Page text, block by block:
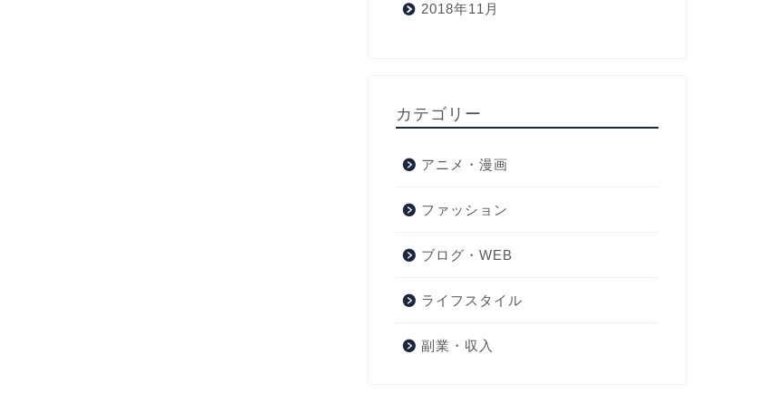
2018年11月
カテゴリー
アニメ・漫画
ファッション
ブログ・WEB
ライフスタイル
副業・収入